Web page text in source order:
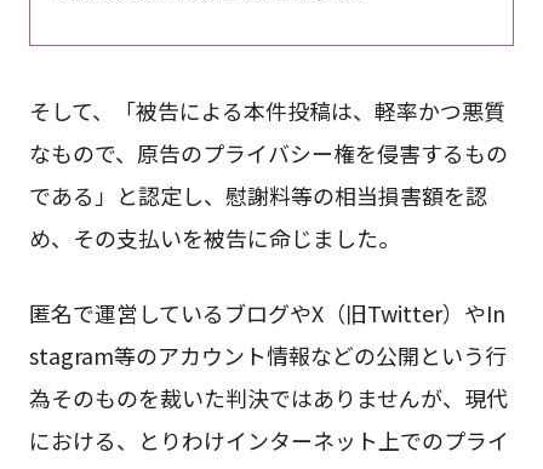
そして、「被告による本件投稿は、軽率かつ悪質
なもので、原告のプライバシー権を侵害するもの
である」と認定し、慰謝料等の相当損害額を認
め、その支払いを被告に命じました。
匿名で運営しているブログやX（旧Twitter）やIn
stagram等のアカウント情報などの公開という行
為そのものを裁いた判決ではありませんが、現代
における、とりわけインターネット上でのプライ